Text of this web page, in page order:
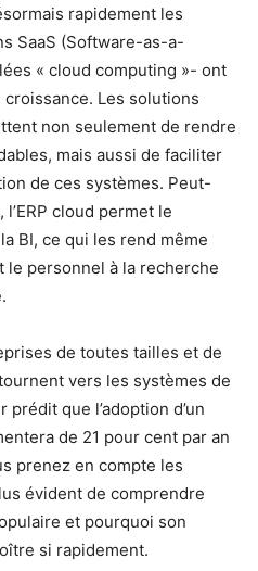
rapidement les
SaaS (Software-as-a-
« cloud computing »- ont
Les solutions
non seulement de rendre
mais aussi de faciliter
de ces systèmes. Peut-
cloud permet le
BI, ce qui les rend même
le personnel à la recherche
de toutes tailles et de
vers les systèmes de
prédit que l’adoption d’un
de 21 pour cent par an
prenez en compte les
évident de comprendre
et pourquoi son
si rapidement.